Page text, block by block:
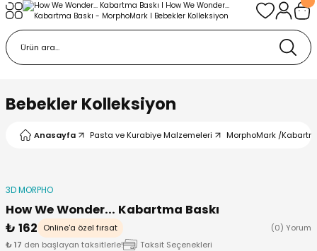
Bebekler Kolleksiyon
Anasayfa Pasta ve Kurabiye Malzemeleri MorphoMark /
3D MORPHO
How We Wonder... Kabartma Baskı
₺ 162
Online'a özel fırsat
(0) Yorum
₺ 17 den başlayan taksitlerle!
Taksit Seçenekleri
Geri Dön
Malzemeleri
Bas-Çek Kalıp
/ Embosser
/ Doku-Şablon Baskı
Geri Dön